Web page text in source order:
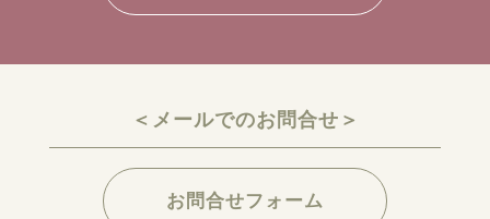
＜メールでのお問合せ＞
お問合せフォーム